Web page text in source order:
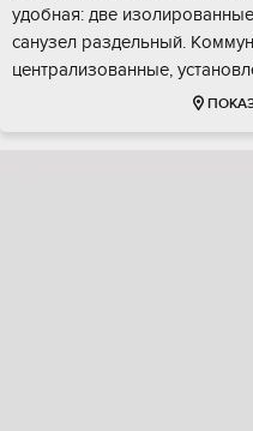
удобнaя: двe
caнузел paздeльный.
центрaлизованныe,